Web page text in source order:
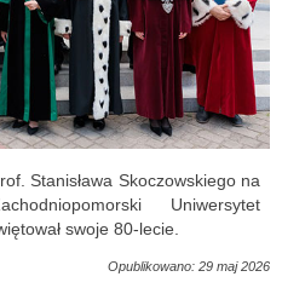
Stanisława Skoczowskiego na
Uniwersytet
swoje 80-lecie.
Opublikowano: 29 maj 2026